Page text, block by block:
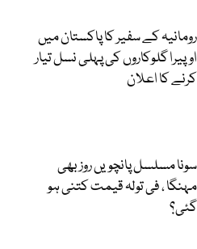
رومانیہ کے سفیر کا پاکستان میں
اوپیرا گلوکاروں کی پہلی نسل تیار
کرنے کا اعلان
سونا مسلسل پانچویں روز بھی
مہنگا ، فی تولہ قیمت کتنی ہو
گئی؟